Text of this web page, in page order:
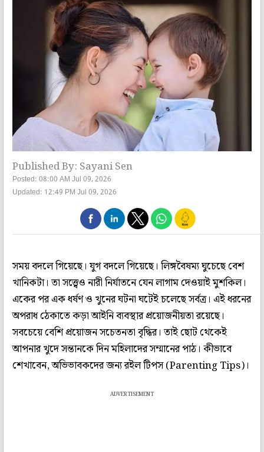
Published By: Sayani Sen
Posted: 08:00 AM Jul 09, 2026
Updated: 12:49 PM Jul 09, 2026
সময় বদলে গিয়েছে। যুগ বদলে গিয়েছে। লিঙ্গবৈষম্য ঘুচেছে বেশ
খানিকটা। তা সত্ত্বেও নারী নির্যাতনে যেন লাগাম দেওয়াই মুশকিল।
একের পর এক ধর্ষণ ও খুনের ঘটনা ঘটেই চলেছে সর্বত্র। এই ধরনের
অপরাধ ঠেকাতে কড়া আইনি ব্যবস্থার প্রয়োজনীয়তা রয়েছে।
সবচেয়ে বেশি প্রয়োজন সচেতনতা বৃদ্ধির। তাই ছোট থেকেই
আপনার খুদে সন্তানকে দিন মহিলাদের সম্মানের পাঠ। কীভাবে
শেখাবেন, অভিভাবকদের জন্য রইল টিপস (Parenting Tips)।
ADVERTISEMENT